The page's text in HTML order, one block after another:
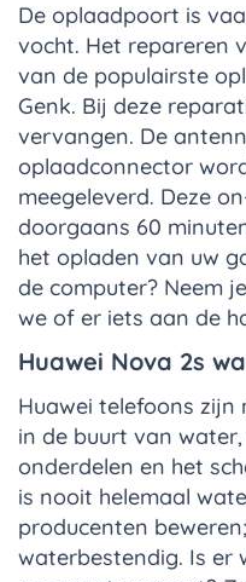
De oplaadpoort is
vocht. Het repareren
van de populairste
Genk. Bij deze
vervangen. De
oplaadconnector
meegeleverd. Deze
doorgaans 60
het opladen van uw
de computer? Neem
we of er iets aan de
Huawei Nova 2s
Huawei telefoons
in de buurt van
onderdelen en het
is nooit helemaal
producenten
waterbestendig. Is er